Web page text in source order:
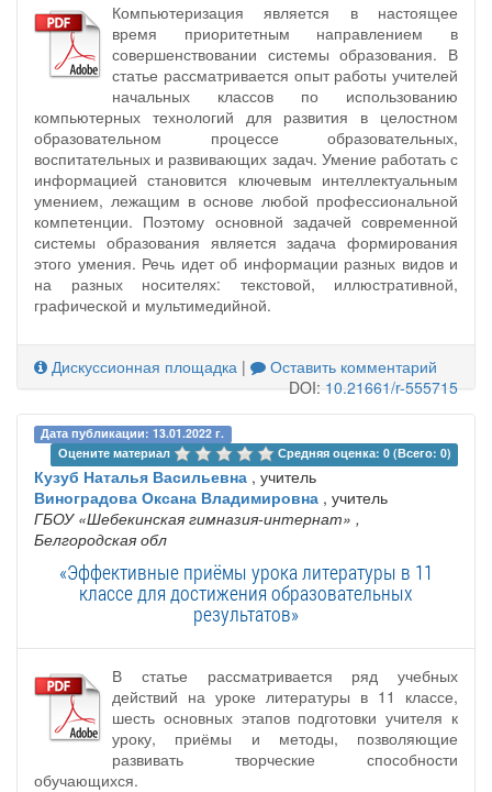
Компьютеризация является в настоящее
время приоритетным направлением в
совершенствовании системы образования. В
статье рассматривается опыт работы учителей
начальных классов по использованию
компьютерных технологий для развития в целостном
образовательном процессе образовательных,
воспитательных и развивающих задач. Умение работать с
информацией становится ключевым интеллектуальным
умением, лежащим в основе любой профессиональной
компетенции. Поэтому основной задачей современной
системы образования является задача формирования
этого умения. Речь идет об информации разных видов и
на разных носителях: текстовой, иллюстративной,
графической и мультимедийной.
Дискуссионная площадка |
Оставить комментарий
DOI:10.21661/r-555715
Дата публикации: 13.01.2022 г.
Оцените материал
Средняя оценка: 0 (Всего: 0)
Кузуб Наталья Васильевна , учитель
Виноградова Оксана Владимировна , учитель
ГБОУ «Шебекинская гимназия-интернат» ,
Белгородская обл
«Эффективные приёмы урока литературы в 11
классе для достижения образовательных
результатов»
В статье рассматривается ряд учебных
действий на уроке литературы в 11 классе,
шесть основных этапов подготовки учителя к
уроку, приёмы и методы, позволяющие
развивать творческие способности
обучающихся.